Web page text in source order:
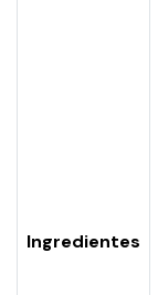
Ingredientes